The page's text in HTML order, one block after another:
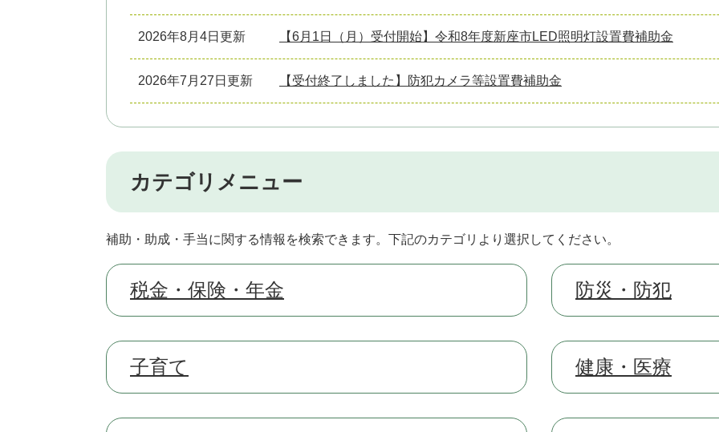
2026年8月4日更新 【6月1日（月）受付開始】令和8年度新座市LED照明灯設置費補助金
2026年7月27日更新 【受付終了しました】防犯カメラ等設置費補助金
カテゴリメニュー
補助・助成・手当に関する情報を検索できます。下記のカテゴリより選択してください。
税金・保険・年金 防災・防犯
子育て 健康・医療